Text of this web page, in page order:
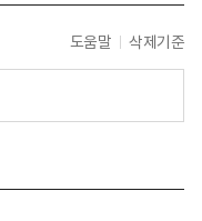
도움말 삭제기준